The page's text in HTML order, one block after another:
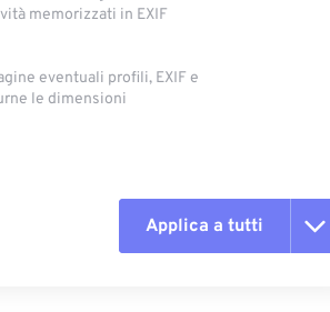
memorizzati in EXIF
eventuali profili, EXIF ​​e
le dimensioni
Applica a tutti